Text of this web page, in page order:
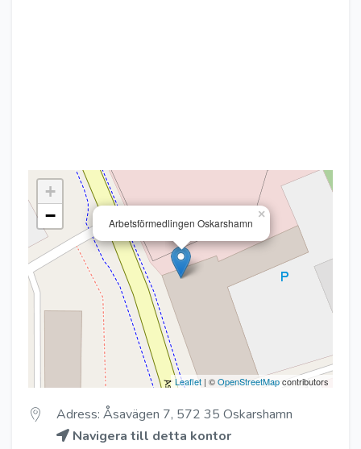
Arbetsförmedlingen Oskarshamn
×
+
−
Leaflet | ©OpenStreetMapcontributors
Adress: Åsavägen 7, 572 35 Oskarshamn
Navigera till detta kontor